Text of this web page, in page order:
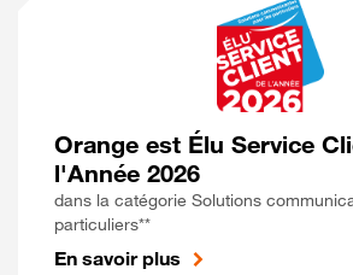
Orange est Élu Service
l'Année 2026
dans la catégorie Solutions
particuliers**
En savoir plus